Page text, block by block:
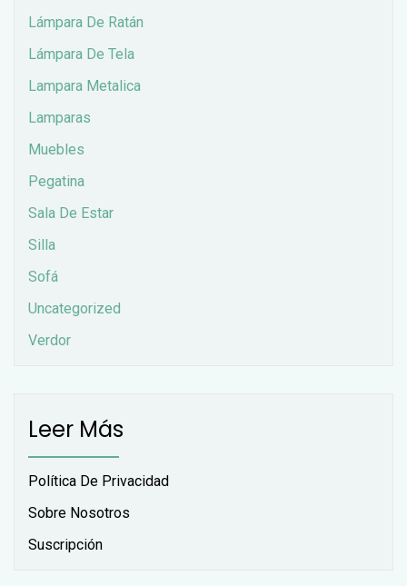
Lámpara De Ratán
Lámpara De Tela
Lampara Metalica
Lamparas
Muebles
Pegatina
Sala De Estar
Silla
Sofá
Uncategorized
Verdor
Leer Más
Política De Privacidad
Sobre Nosotros
Suscripción